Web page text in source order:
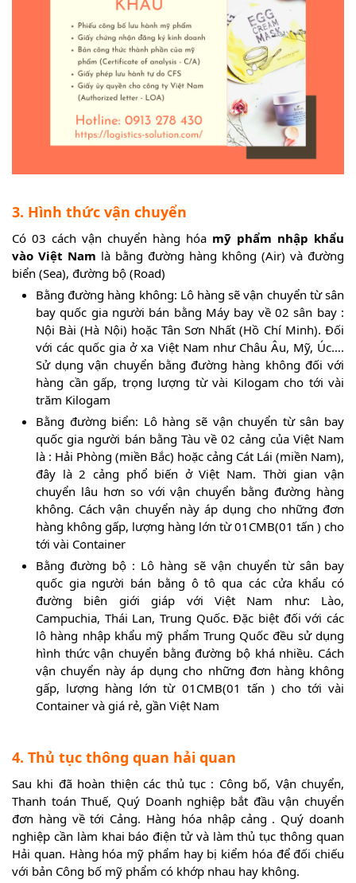
3. Hình thức vận chuyển
Có 03 cách vận chuyển hàng hóa mỹ phẩm nhập khẩu
vào Việt Nam là bằng đường hàng không (Air) và đường
biển (Sea), đường bộ (Road)
Bằng đường hàng không: Lô hàng sẽ vận chuyển từ sân
bay quốc gia người bán bằng Máy bay về 02 sân bay :
Nội Bài (Hà Nội) hoặc Tân Sơn Nhất (Hồ Chí Minh). Đối
với các quốc gia ở xa Việt Nam như Châu Âu, Mỹ, Úc….
Sử dụng vận chuyển bằng đường hàng không đối với
hàng cần gấp, trọng lượng từ vài Kilogam cho tới vài
trăm Kilogam
Bằng đường biển: Lô hàng sẽ vận chuyển từ sân bay
quốc gia người bán bằng Tàu về 02 cảng của Việt Nam
là : Hải Phòng (miền Bắc) hoặc cảng Cát Lái (miền Nam),
đây là 2 cảng phổ biến ở Việt Nam. Thời gian vận
chuyển lâu hơn so với vận chuyển bằng đường hàng
không. Cách vận chuyển này áp dụng cho những đơn
hàng không gấp, lượng hàng lớn từ 01CMB(01 tấn ) cho
tới vài Container
Bằng đường bộ : Lô hàng sẽ vận chuyển từ sân bay
quốc gia người bán bằng ô tô qua các cửa khẩu có
đường biên giới giáp với Việt Nam như: Lào,
Campuchia, Thái Lan, Trung Quốc. Đặc biệt đối với các
lô hàng nhập khẩu mỹ phẩm Trung Quốc đều sử dụng
hình thức vận chuyển bằng đường bộ khá nhiều. Cách
vận chuyển này áp dụng cho những đơn hàng không
gấp, lượng hàng lớn từ 01CMB(01 tấn ) cho tới vài
Container và giá rẻ, gần Việt Nam
4. Thủ tục thông quan hải quan
Sau khi đã hoàn thiện các thủ tục : Công bố, Vận chuyển,
Thanh toán Thuế, Quý Doanh nghiệp bắt đầu vận chuyển
đơn hàng về tới Cảng. Hàng hóa nhập cảng . Quý doanh
nghiệp cần làm khai báo điện tử và làm thủ tục thông quan
Hải quan. Hàng hóa mỹ phẩm hay bị kiểm hóa để đối chiếu
với bản Công bố mỹ phẩm có khớp nhau hay không.